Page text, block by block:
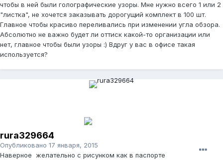
чтобы в ней были голографические узоры. Мне нужно всего 1 или 2
"листка", не хочется заказывать дорогущий комплект в 100 шт.
Главное чтобы красиво переливались при изменении угла обзора.
Абсолютно не важно будет ли оттиск какой-то организации или
нет, главное чтобы были узоры :) Вдруг у вас в офисе такая
используется?
rura329664
Опубликовано 17 января, 2015
Наверное желательно с рисунком как в паспорте